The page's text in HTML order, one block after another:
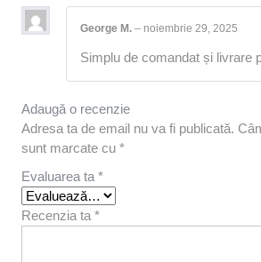
George M. – noiembrie 29, 2025
Simplu de comandat și livrare
Adaugă o recenzie
Adresa ta de email nu va fi publicată.
sunt marcate cu *
Evaluarea ta *
Recenzia ta *